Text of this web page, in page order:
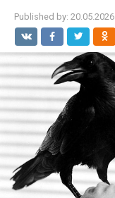
Published by: 20.05.2026